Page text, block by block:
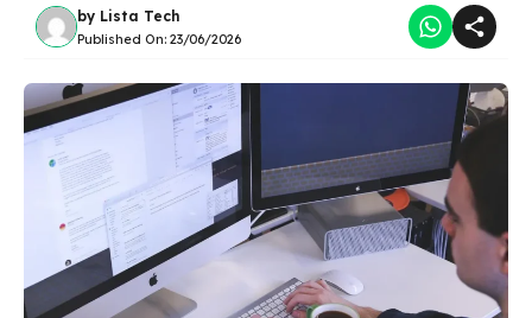
by Lista Tech
Published On: 23/06/2026